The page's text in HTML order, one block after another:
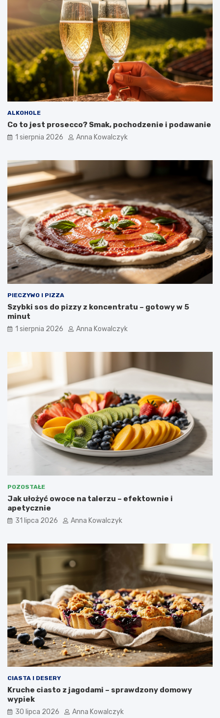
ALKOHOLE
Co to jest prosecco? Smak, pochodzenie i podawanie
1 sierpnia 2026 Anna Kowalczyk
PIECZYWO I PIZZA
Szybki sos do pizzy z koncentratu – gotowy w 5
minut
1 sierpnia 2026 Anna Kowalczyk
POZOSTAŁE
Jak ułożyć owoce na talerzu – efektownie i
apetycznie
31 lipca 2026 Anna Kowalczyk
CIASTA I DESERY
Kruche ciasto z jagodami – sprawdzony domowy
wypiek
30 lipca 2026 Anna Kowalczyk